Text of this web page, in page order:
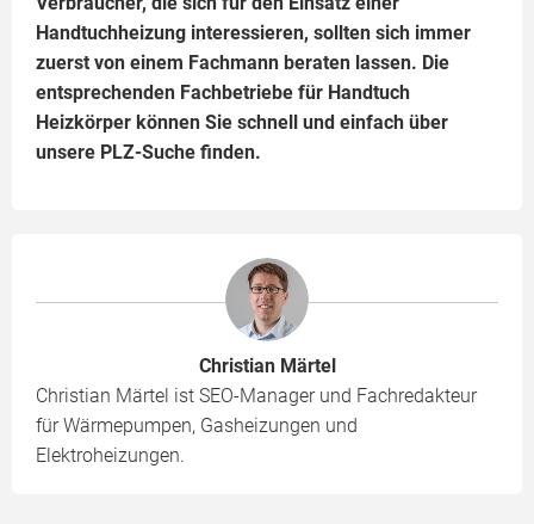
Handtuchheizung interessieren, sollten sich immer
zuerst von einem Fachmann beraten lassen. Die
entsprechenden Fachbetriebe für Handtuch
Heizkörper können Sie schnell und einfach über
unsere PLZ-Suche finden.
Christian Märtel
Christian Märtel ist SEO-Manager und Fachredakteur
für Wärmepumpen, Gasheizungen und
Elektroheizungen.